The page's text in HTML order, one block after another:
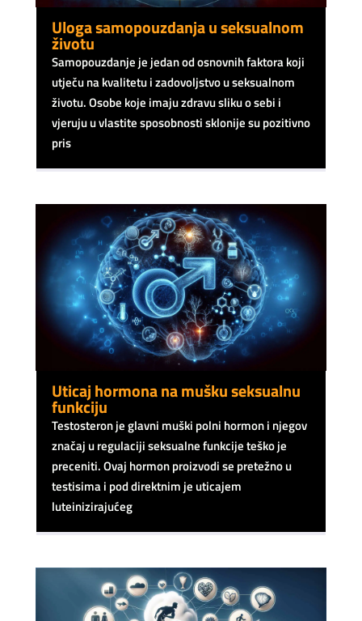
Uloga samopouzdanja u seksualnom
životu
Samopouzdanje je jedan od osnovnih faktora koji
utječu na kvalitetu i zadovoljstvo u seksualnom
životu. Osobe koje imaju zdravu sliku o sebi i
vjeruju u vlastite sposobnosti sklonije su pozitivno
pris
Uticaj hormona na mušku seksualnu
funkciju
Testosteron je glavni muški polni hormon i njegov
značaj u regulaciji seksualne funkcije teško je
preceniti. Ovaj hormon proizvodi se pretežno u
testisima i pod direktnim je uticajem
luteinizirajućeg